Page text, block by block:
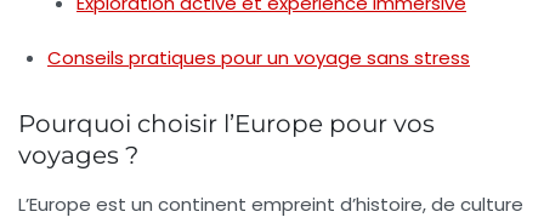
Conseils pratiques pour un voyage sans stress
Pourquoi choisir l’Europe pour vos
voyages ?
L’Europe est un continent empreint d’histoire, de culture